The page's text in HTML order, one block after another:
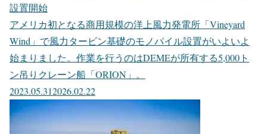
設置開始
アメリカ初となる商用規模の洋上風力発電所「Vineyard
Wind」で風力タービン基礎のモノパイル設置がいよいよ
始まりました。作業を行うのはDEMEが所有する5,000ト
ン吊りクレーン船「ORION」。
2023.05.312026.02.22